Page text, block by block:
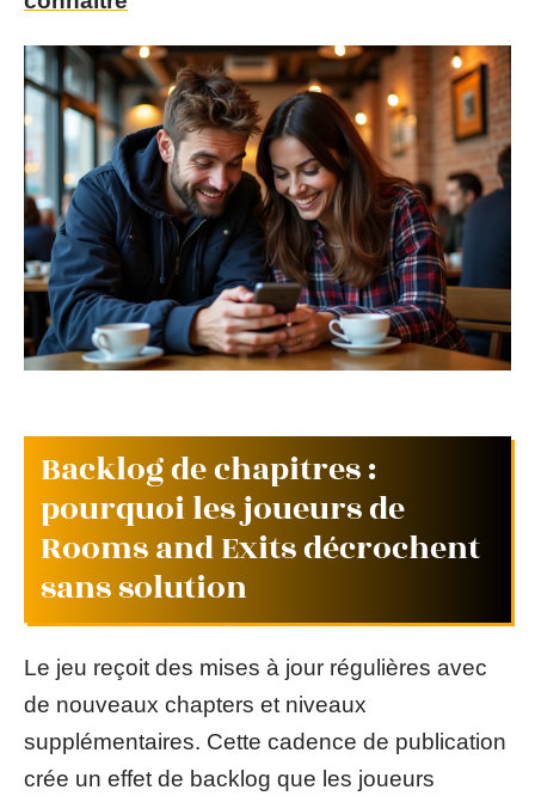
Backlog de chapitres :
pourquoi les joueurs de
Rooms and Exits décrochent
sans solution
Le jeu reçoit des mises à jour régulières avec
de nouveaux chapters et niveaux
supplémentaires. Cette cadence de publication
crée un effet de backlog que les joueurs